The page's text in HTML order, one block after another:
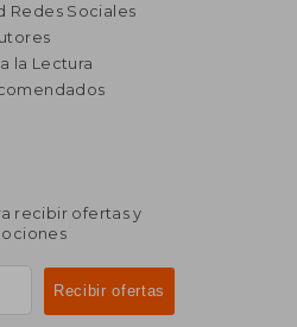
Redes Sociales
la Lectura
recibir ofertas y